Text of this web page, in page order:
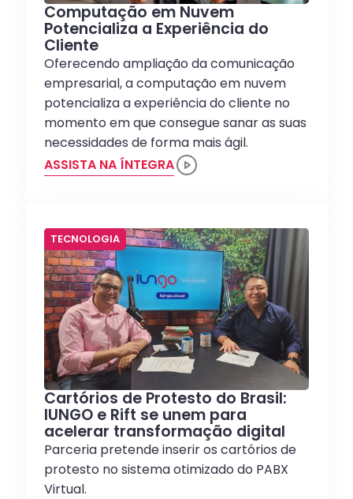
Computação em Nuvem
Potencializa a Experiência do
Cliente
Oferecendo ampliação da comunicação
empresarial, a computação em nuvem
potencializa a experiência do cliente no
momento em que consegue sanar as suas
necessidades de forma mais ágil.
ASSISTA NA ÍNTEGRA
TECNOLOGIA
Cartórios de Protesto do Brasil:
IUNGO e Rift se unem para
acelerar transformação digital
Parceria pretende inserir os cartórios de
protesto no sistema otimizado do PABX
Virtual.